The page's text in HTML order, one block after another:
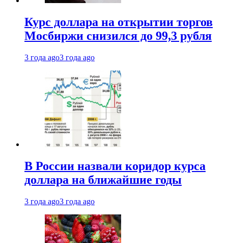
Курс доллара на открытии торгов
Мосбиржи снизился до 99,3 рубля
3 года ago3 года ago
В России назвали коридор курса
доллара на ближайшие годы
3 года ago3 года ago